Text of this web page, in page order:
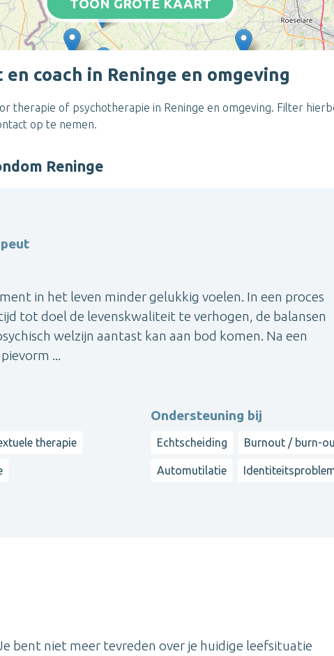
TOON GROTE KAART
coach in Reninge en omgeving
therapie of psychotherapie in Reninge en omgeving. Filter
op te nemen.
Reninge
in het leven minder gelukkig voelen. In een proces
tot doel de levenskwaliteit te verhogen, de balansen
welzijn aantast kan aan bod komen. Na een
...
therapie
Ondersteuning bij
Echtscheiding Burnout / burn-
Automutilatie
bent niet meer tevreden over je huidige leefsituatie